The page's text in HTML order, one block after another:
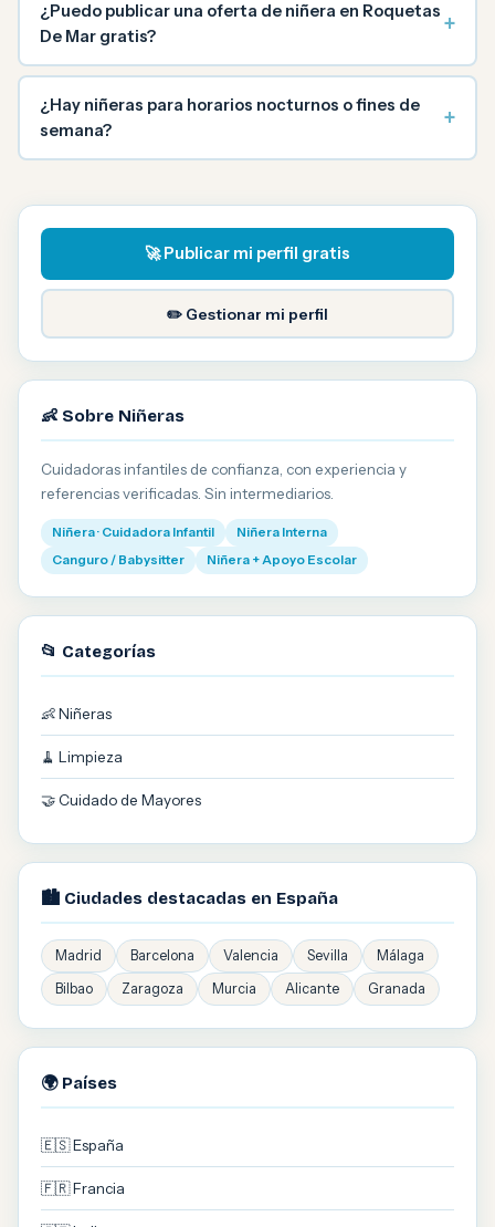
¿Puedo publicar una oferta de niñera en Roquetas
De Mar gratis?
+
¿Hay niñeras para horarios nocturnos o fines de
semana?
+
🚀 Publicar mi perfil gratis
✏️ Gestionar mi perfil
👶 Sobre Niñeras
Cuidadoras infantiles de confianza, con experiencia y
referencias verificadas. Sin intermediarios.
Niñera · Cuidadora Infantil
Niñera Interna
Canguro / Babysitter
Niñera + Apoyo Escolar
📂 Categorías
👶 Niñeras
🧹 Limpieza
🤝 Cuidado de Mayores
🏙️ Ciudades destacadas en España
Madrid Barcelona Valencia Sevilla
Málaga
Bilbao
Zaragoza Murcia Alicante Granada
🌍 Países
🇪🇸 España
🇫🇷 Francia